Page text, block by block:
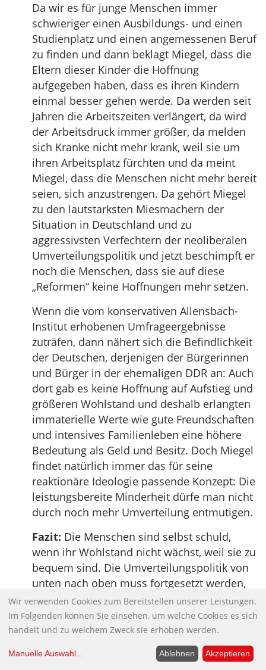
Da wir es für junge Menschen immer
schwieriger einen Ausbildungs- und einen
Studienplatz und einen angemessenen Beruf
zu finden und dann beklagt Miegel, dass die
Eltern dieser Kinder die Hoffnung
aufgegeben haben, dass es ihren Kindern
einmal besser gehen werde. Da werden seit
Jahren die Arbeitszeiten verlängert, da wird
der Arbeitsdruck immer größer, da melden
sich Kranke nicht mehr krank, weil sie um
ihren Arbeitsplatz fürchten und da meint
Miegel, dass die Menschen nicht mehr bereit
seien, sich anzustrengen. Da gehört Miegel
zu den lautstarksten Miesmachern der
Situation in Deutschland und zu
aggressivsten Verfechtern der neoliberalen
Umverteilungspolitik und jetzt beschimpft er
noch die Menschen, dass sie auf diese
„Reformen“ keine Hoffnungen mehr setzen.
Wenn die vom konservativen Allensbach-
Institut erhobenen Umfrageergebnisse
zuträfen, dann nähert sich die Befindlichkeit
der Deutschen, derjenigen der Bürgerinnen
und Bürger in der ehemaligen DDR an: Auch
dort gab es keine Hoffnung auf Aufstieg und
größeren Wohlstand und deshalb erlangten
immaterielle Werte wie gute Freundschaften
und intensives Familienleben eine höhere
Bedeutung als Geld und Besitz. Doch Miegel
findet natürlich immer das für seine
reaktionäre Ideologie passende Konzept: Die
leistungsbereite Minderheit dürfe man nicht
durch noch mehr Umverteilung entmutigen.
Fazit: Die Menschen sind selbst schuld,
wenn ihr Wohlstand nicht wächst, weil sie zu
bequem sind. Die Umverteilungspolitik von
unten nach oben muss fortgesetzt werden,
damit die „Leistungsbereiten“ einen noch
größeren Wohlstand anhäufen können.
Kalorienbomben
Wir verwenden Cookies zum Bereitstellen unserer Leistungen.
Im Folgenden können Sie einsehen, um welche Cookies es sich
handelt und zu welchem Zweck sie erhoben werden.
Manuelle Auswahl... Ablehnen Akzeptieren